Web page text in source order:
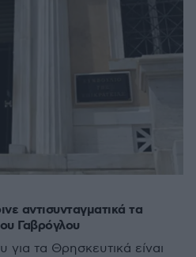
αντισυνταγματικά τα
Γαβρόγλου
τα Θρησκευτικά είναι